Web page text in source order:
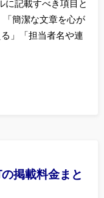
に記載すべき項目と
「簡潔な文章を心が
」「担当者名や連
の掲載料金まと